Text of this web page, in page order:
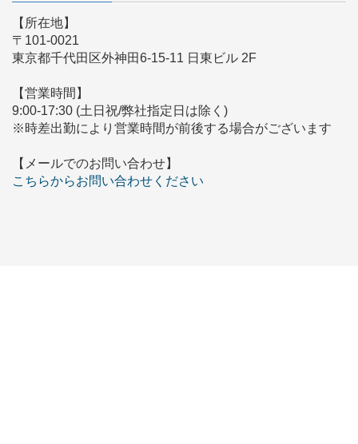
【所在地】
〒101-0021
東京都千代田区外神田6-15-11 日東ビル 2F
【営業時間】
9:00-17:30 (土日祝/弊社指定日は除く)
※時差出勤により営業時間が前後する場合がございます
【メールでのお問い合わせ】
こちらからお問い合わせください